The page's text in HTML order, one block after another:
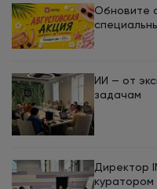
Обновите
INTEC в
ИИ — от
задачам
Директор
куратором